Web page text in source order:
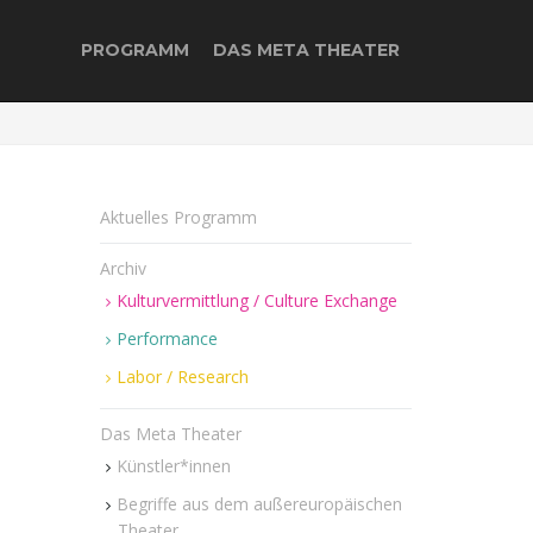
PROGRAMM DAS META THEATER
Aktuelles Programm
Archiv
Kulturvermittlung / Culture Exchange
Performance
Labor / Research
Das Meta Theater
Künstler*innen
Begriffe aus dem außereuropäischen